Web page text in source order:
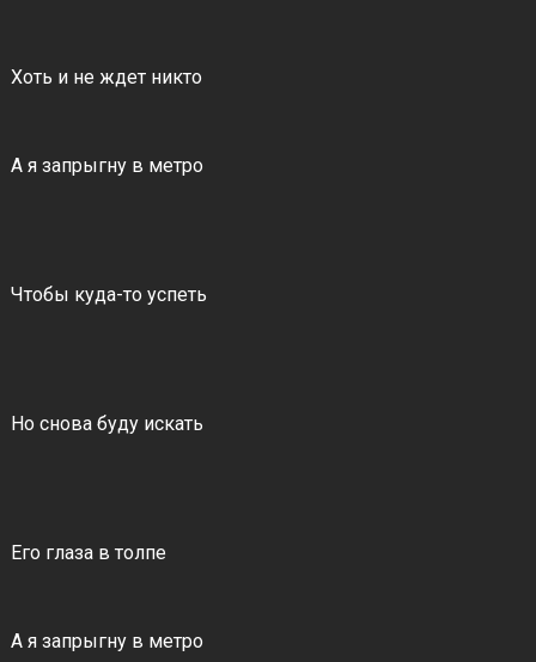
Хоть и не ждет никто
А я запрыгну в метро
Чтобы куда-то успеть
Но снова буду искать
Его глаза в толпе
А я запрыгну в метро